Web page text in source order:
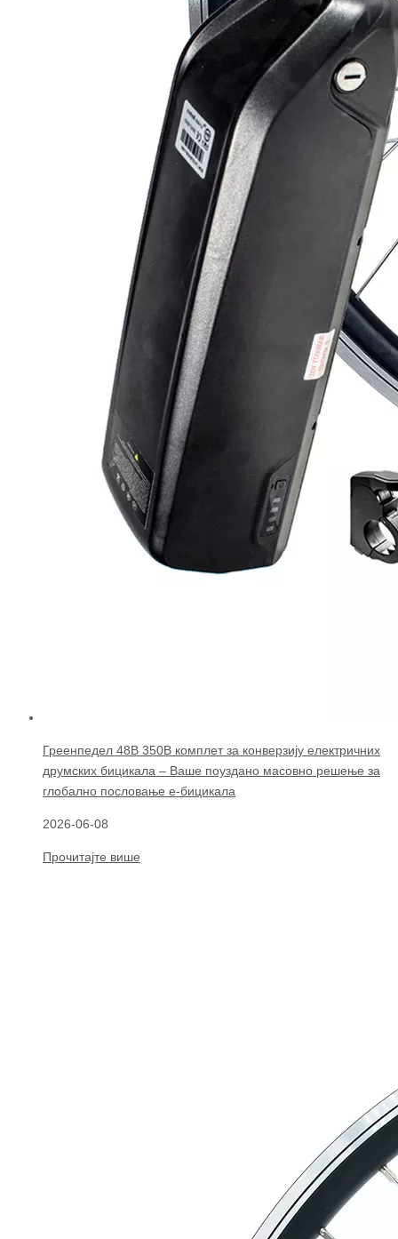
Греенпедел 48В 350В комплет за конверзију електричних
друмских бицикала – Ваше поуздано масовно решење за
глобално пословање е-бицикала
2026-06-08
Прочитајте више